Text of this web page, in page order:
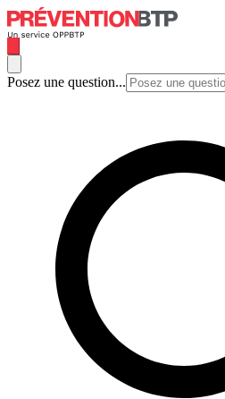
Posez une question...